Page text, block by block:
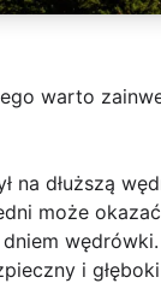
warto
na dłuższą
może
i